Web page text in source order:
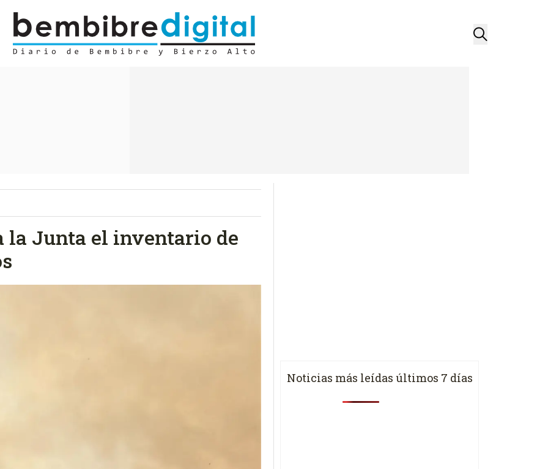
la Junta el inventario de
Noticias más leídas últimos 7 días